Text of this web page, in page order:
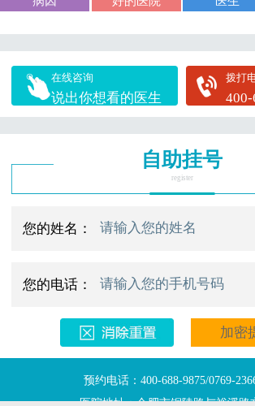
在线咨询
说出你想看的医生
拨打
自助挂号
register
您的姓名：
您的电话：
预约电话：400-688-9875/0769-
医院地址：合肥市铜陵路与裕溪路